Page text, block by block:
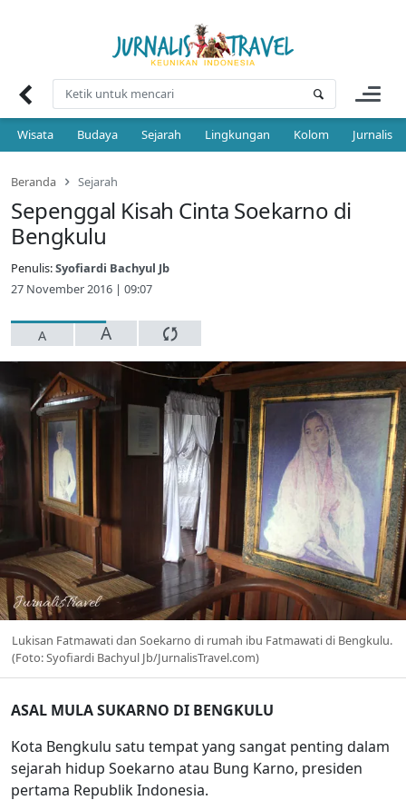
Wisata Budaya Sejarah Lingkungan Kolom Jurnalis
Beranda Sejarah
Sepenggal Kisah Cinta Soekarno di
Bengkulu
Penulis:Syofiardi Bachyul Jb
27 November 2016 | 09:07
A A
Lukisan Fatmawati dan Soekarno di rumah ibu Fatmawati di Bengkulu.
(Foto: Syofiardi Bachyul Jb/JurnalisTravel.com)
ASAL MULA SUKARNO DI BENGKULU
Kota Bengkulu satu tempat yang sangat penting dalam
sejarah hidup Soekarno atau Bung Karno, presiden
pertama Republik Indonesia.